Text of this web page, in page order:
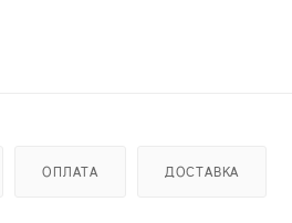
ОПЛАТА ДОСТАВКА